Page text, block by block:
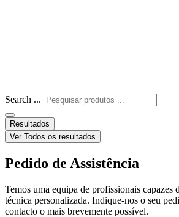
Search ...
Resultados
Ver Todos os resultados
Pedido de Assistência
Temos uma equipa de profissionais capazes
técnica personalizada. Indique-nos o seu
contacto o mais brevemente possível.